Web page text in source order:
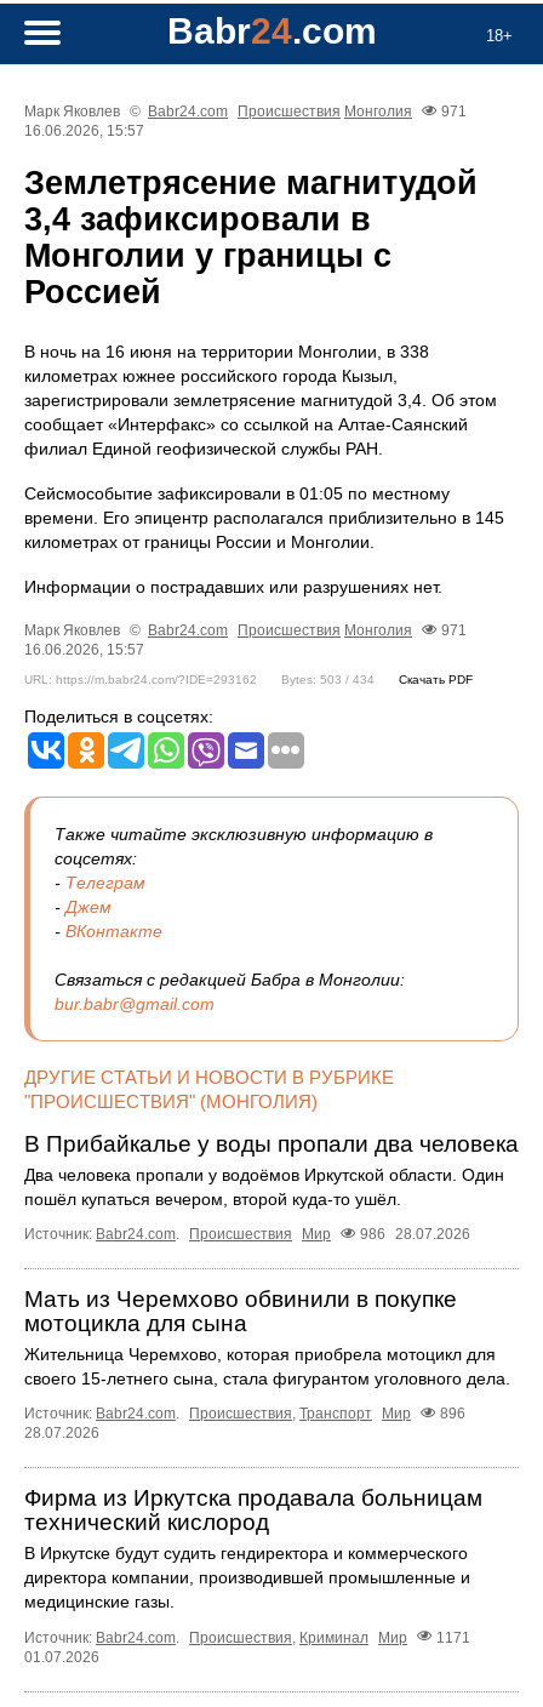
18+
Babr24.com
Марк Яковлев © Babr24.com Происшествия Монголия
971
16.06.2026, 15:57
Землетрясение магнитудой
3,4 зафиксировали в
Монголии у границы с
Россией
В ночь на 16 июня на территории Монголии, в 338
километрах южнее российского города Кызыл,
зарегистрировали землетрясение магнитудой 3,4. Об этом
сообщает «Интерфакс» со ссылкой на Алтае-Саянский
филиал Единой геофизической службы РАН.
Сейсмособытие зафиксировали в 01:05 по местному
времени. Его эпицентр располагался приблизительно в 145
километрах от границы России и Монголии.
Информации о пострадавших или разрушениях нет.
Марк Яковлев © Babr24.com Происшествия Монголия
971
16.06.2026, 15:57
URL: https://m.babr24.com/?IDE=293162 Bytes: 503 / 434 Скачать PDF
Поделиться в соцсетях:
Также читайте эксклюзивную информацию в
соцсетях:
- Телеграм
-Джем
- ВКонтакте
Связаться с редакцией Бабра в Монголии:
bur.babr@gmail.com
ДРУГИЕ СТАТЬИ И НОВОСТИ В РУБРИКЕ
"ПРОИСШЕСТВИЯ" (МОНГОЛИЯ)
В Прибайкалье у воды пропали два человека
Два человека пропали у водоёмов Иркутской области. Один
пошёл купаться вечером, второй куда‑то ушёл.
Источник: Babr24.com. Происшествия Мир 986 28.07.2026
Мать из Черемхово обвинили в покупке
мотоцикла для сына
Жительница Черемхово, которая приобрела мотоцикл для
своего 15‑летнего сына, стала фигурантом уголовного дела.
Источник: Babr24.com. Происшествия, Транспорт Мир
896
28.07.2026
Фирма из Иркутска продавала больницам
технический кислород
В Иркутске будут судить гендиректора и коммерческого
директора компании, производившей промышленные и
медицинские газы.
Источник: Babr24.com Происшествия Криминал Мир
1171
01.07.2026